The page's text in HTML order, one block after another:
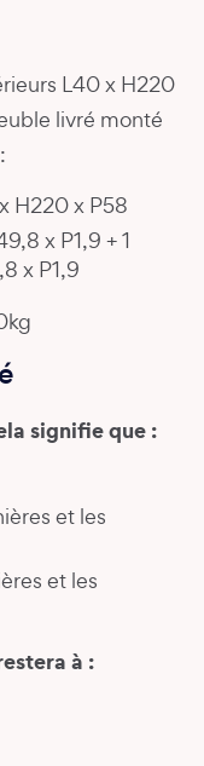
L40 x H220
livré monté
H220 x P58
x P1,9 + 1
x P1,9
signifie que :
et les
et les
à :